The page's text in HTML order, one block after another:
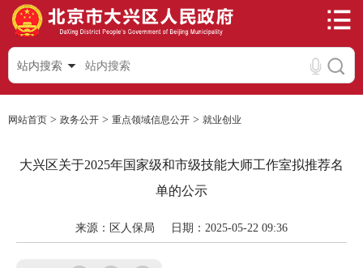
站内搜索
网站首页 > 政务公开 > 重点领域信息公开 > 就业创业
大兴区关于2025年国家级和市级技能大师工作室拟推荐名
单的公示
来源：区人保局 日期：2025-05-22 09:36